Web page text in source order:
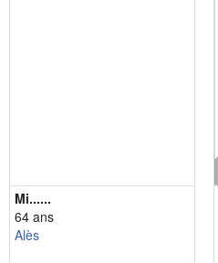
Mi......
64 ans
Alès